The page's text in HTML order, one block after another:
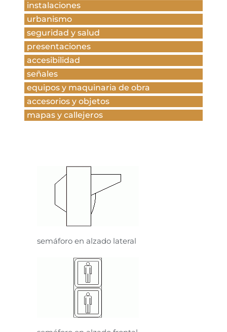
instalaciones
urbanismo
seguridad y salud
presentaciones
accesibilidad
señales
equipos y maquinaria de obra
accesorios y objetos
mapas y callejeros
semáforo en alzado lateral